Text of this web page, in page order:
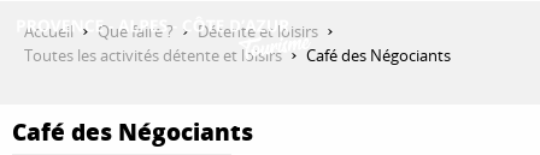
Accueil Que faire ?
Détente et loisirs
Toutes les activités détente et loisirs
Café des Négociants
Café des Négociants